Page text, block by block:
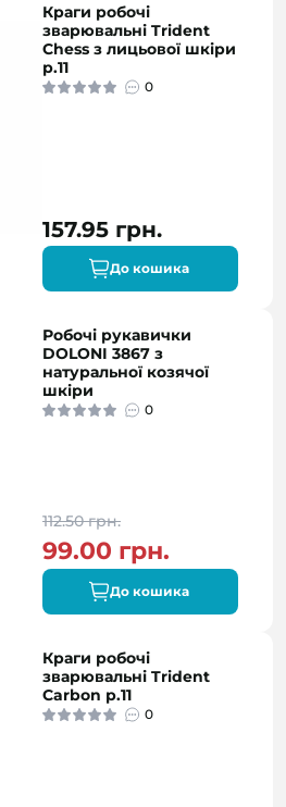
Краги робочі
зварювальні Trident
Chess з лицьової шкіри
р.11
0
157.95 грн.
До кошика
Робочі рукавички
DOLONI 3867 з
натуральної козячої
шкіри
0
112.50 грн.
99.00 грн.
До кошика
Краги робочі
зварювальні Trident
Carbon р.11
0